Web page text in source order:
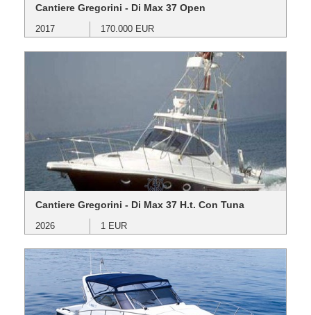
Cantiere Gregorini - Di Max 37 Open
2017 170.000 EUR
Cantiere Gregorini - Di Max 37 H.t. Con Tuna
2026 1 EUR